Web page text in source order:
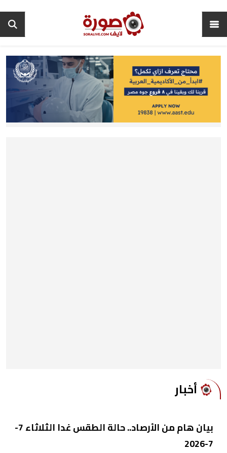
أخبار
بيان هام من الأرصاد.. حالة الطقس غدا الثلاثاء 7-
7-2026